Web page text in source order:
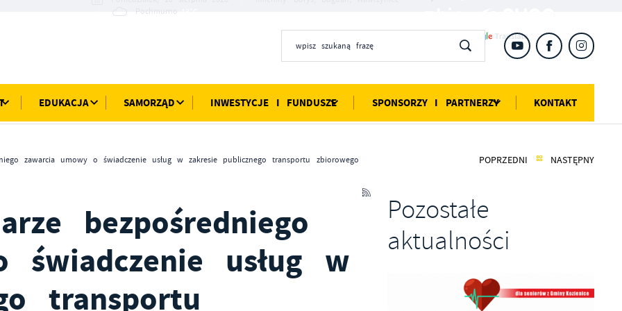
Pochmurno
EDUKACJA SAMORZĄD INWESTYCJE I FUNDUSZE SPONSORZY I PARTNERZY KONTAKT
zawarcia umowy o świadczenie usług w zakresie publicznego transportu zbiorowego POPRZEDNI NASTĘPNY
bezpośredniego
świadczenie usług w
transportu
Pozostałe
aktualności